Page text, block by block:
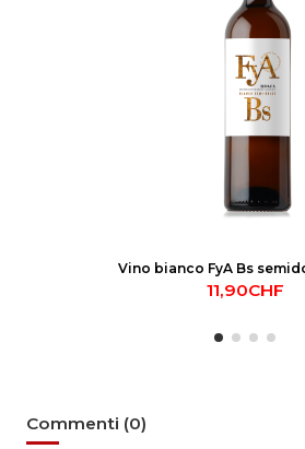
Vino bianco FyA Bs
11,90CHF
Commenti (0)